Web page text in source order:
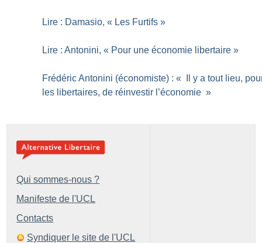
Lire : Damasio, « Les Furtifs »
Lire : Antonini, « Pour une économie libertaire »
Frédéric Antonini (économiste) : «
Il y a tout lieu,
les libertaires, de réinvestir l’économie »
Qui sommes-nous ?
Manifeste de l'UCL
Contacts
Syndiquer le site de l'UCL